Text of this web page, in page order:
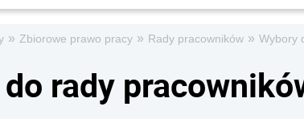
» Zbiorowe prawo pracy » Rady pracowników » Wybory
rady